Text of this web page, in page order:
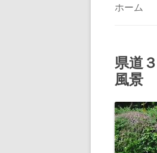
ホーム
県道
風景